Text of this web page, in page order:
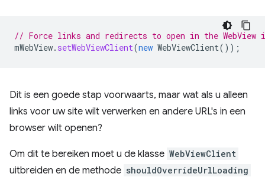
// Force links and redirects to open in the WebView
mWebView. setWebViewClient(new WebViewClient());
Dit is een goede stap voorwaarts, maar wat als u alleen
links voor uw site wilt verwerken en andere URL's in een
browser wilt openen?
Om dit te bereiken moet u de klasse WebViewClient
uitbreiden en de methode shouldOverrideUrlLoading